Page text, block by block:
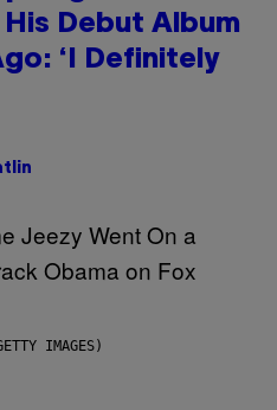
His Debut Album
‘I Definitely
IMAGES)